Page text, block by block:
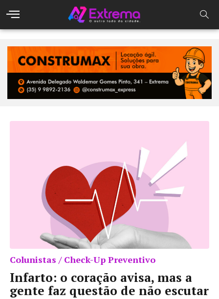
Colunistas / Check-Up Preventivo
Infarto: o coração avisa, mas a
gente faz questão de não escutar